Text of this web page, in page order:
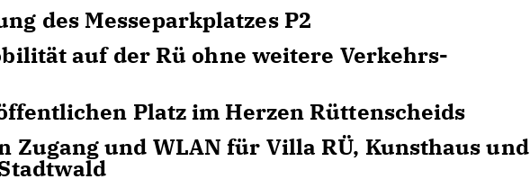
des Messeparkplatzes P2
auf der Rü ohne weitere Verkehrs-
Platz im Herzen Rüttenscheids
Zugang und WLAN für Villa RÜ, Kunsthaus und